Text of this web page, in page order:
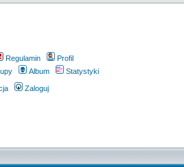
Regulamin
Profil
Album Statystyki
Zaloguj